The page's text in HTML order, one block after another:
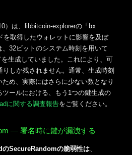
）は、libbitcoin-explorerの「 bx
を取得したウォレットに影響を及ぼ
32ビットのシステム時刻を用いて
生成していました。これにより、可
しか残されません。通常、生成時刻
め、実際にはさらに少ない数となり
ツールにおける、もう1つの鍵生成の
に関する調査報告をご覧ください。
— 署名時に鍵が漏洩する
SecureRandomの脆弱性は